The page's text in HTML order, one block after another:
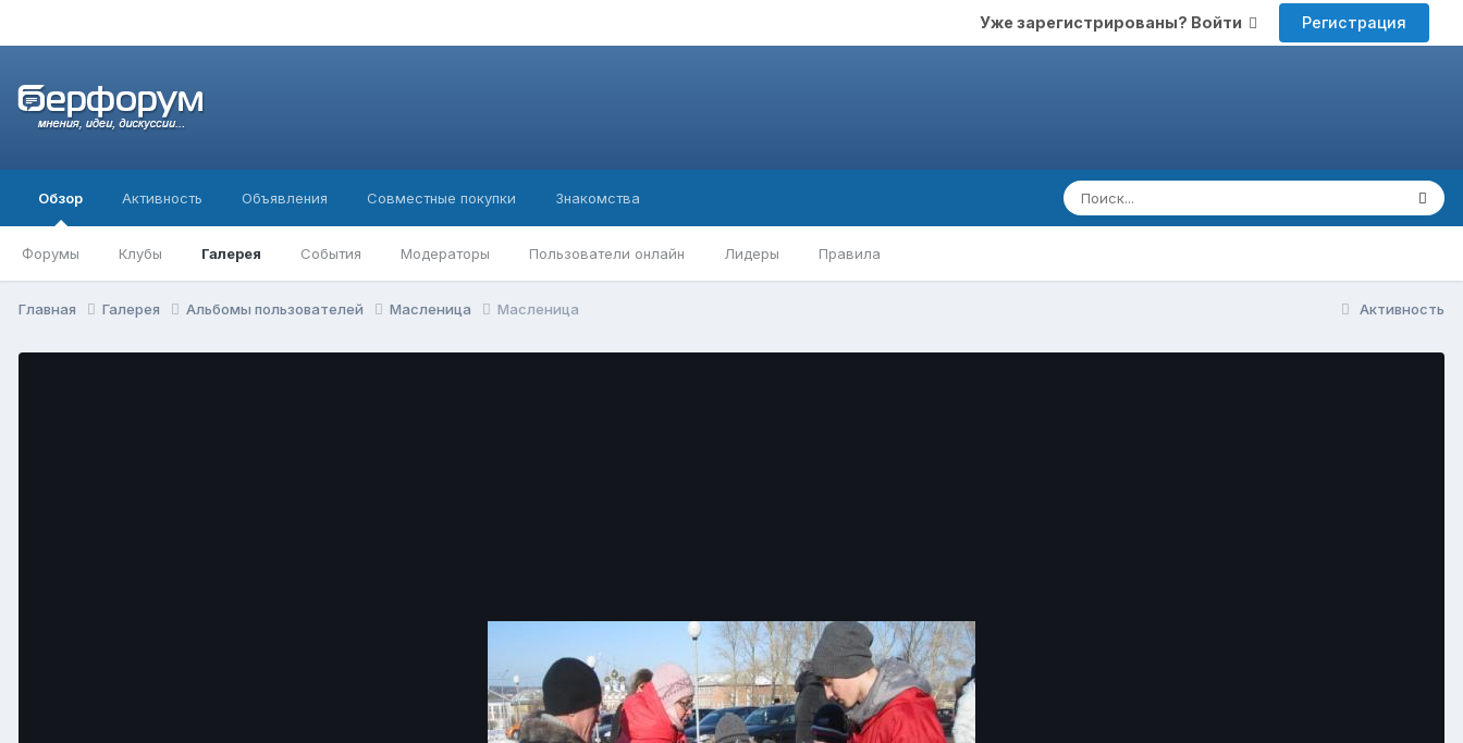
Уже зарегистрированы? Войти Регистрация
Обзор
Форумы Клубы Галерея События Модераторы Пользователи онлайн Лидеры Правила
Активность Объявления Совместные покупки Знакомства
Активность
Главная Галерея Альбомы пользователей Масленица Масленица